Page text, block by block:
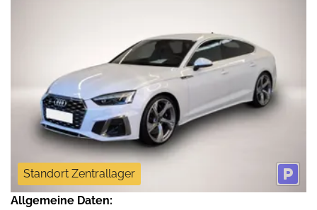
Standort Zentrallager
Allgemeine Daten: